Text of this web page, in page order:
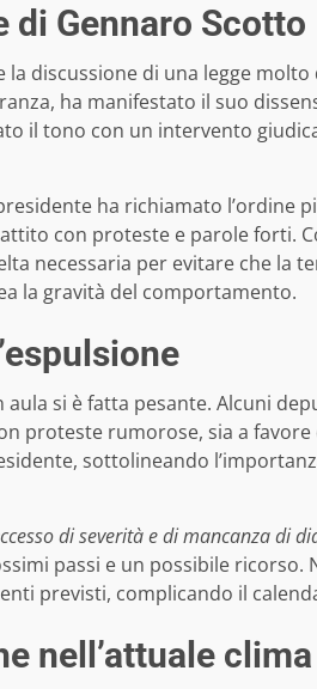
di Gennaro Scotto
la discussione di una legge molto
ha manifestato il suo
il tono con un intervento
ha richiamato l’ordine
con proteste e parole forti.
necessaria per evitare che la
la gravità del comportamento.
aula si è fatta pesante. Alcuni
proteste rumorose, sia a
sottolineando
di severità e di mancanza di
passi e un possibile ricorso.
previsti, complicando il
nell’attuale